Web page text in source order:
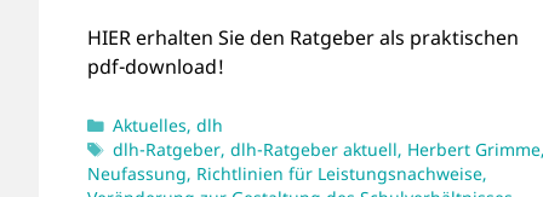
HIER erhalten Sie den Ratgeber als praktischen
pdf-download!
Kategorien
Aktuelles,dlh
Schlagwörter
dlh-Ratgeber,dlh-Ratgeber aktuell, Herbert Grimme
Neufassung, Richtlinien für Leistungsnachweise,